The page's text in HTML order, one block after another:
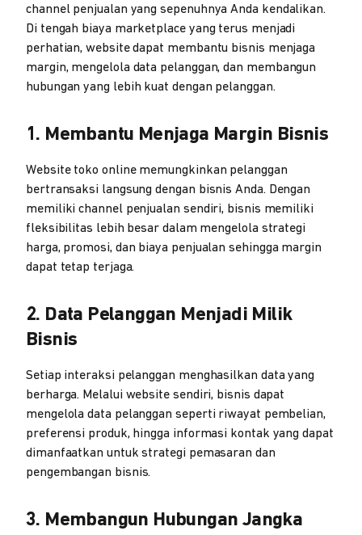
channel penjualan yang sepenuhnya Anda kendalikan.
Di tengah biaya marketplace yang terus menjadi
perhatian, website dapat membantu bisnis menjaga
margin, mengelola data pelanggan, dan membangun
hubungan yang lebih kuat dengan pelanggan.
1. Membantu Menjaga Margin Bisnis
Website toko online memungkinkan pelanggan
bertransaksi langsung dengan bisnis Anda. Dengan
memiliki channel penjualan sendiri, bisnis memiliki
fleksibilitas lebih besar dalam mengelola strategi
harga, promosi, dan biaya penjualan sehingga margin
dapat tetap terjaga.
2. Data Pelanggan Menjadi Milik
Bisnis
Setiap interaksi pelanggan menghasilkan data yang
berharga. Melalui website sendiri, bisnis dapat
mengelola data pelanggan seperti riwayat pembelian,
preferensi produk, hingga informasi kontak yang dapat
dimanfaatkan untuk strategi pemasaran dan
pengembangan bisnis.
3. Membangun Hubungan Jangka